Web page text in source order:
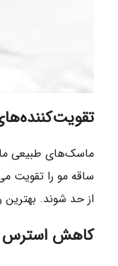
ماسک‌های طبیعی
ساقه مو را تقویت
از حد شوند.
کاهش استرس